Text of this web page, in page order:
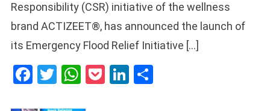
Responsibility (CSR) initiative of the wellness
brand ACTIZEET®, has announced the launch of
its Emergency Flood Relief Initiative […]
Facebook
Twitter
WhatsApp
PocketLinkedIn